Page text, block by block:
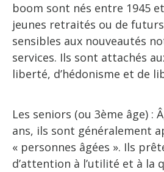
boom sont nés entre 1945
jeunes retraités ou de
sensibles aux nouveautés
services. Ils sont attachés
liberté, d’hédonisme et de
Les seniors (ou 3ème âge) :
ans, ils sont généralement
« personnes âgées ». Ils
d’attention à l’utilité et à la